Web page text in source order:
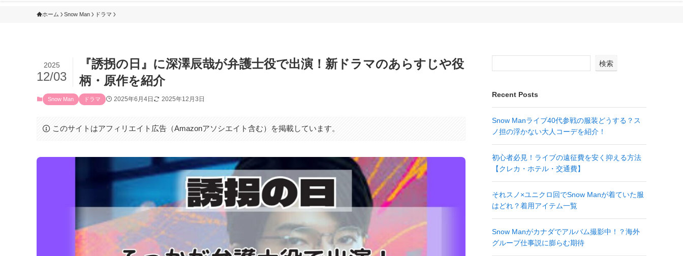
ホーム Snow Man ドラマ
『誘拐の日』に深澤辰哉が弁護士役で出演！新ドラマのあらすじや役
柄・原作を紹介
2025
12/03
Snow Man ドラマ 2025年6月4日 2025年12月3日
このサイトはアフィリエイト広告（Amazonアソシエイト含む）を掲載しています。
検索
Recent Posts
Snow Manライブ40代参戦の服装どうする？ス
ノ担の浮かない大人コーデを紹介！
初心者必見！ライブの遠征費を安く抑える方法
【クレカ・ホテル・交通費】
それスノ×ユニクロ回でSnow Manが着ていた服
はどれ？着用アイテム一覧
Snow Manがカナダでアルバム撮影中！？海外
グループ仕事説に膨らむ期待